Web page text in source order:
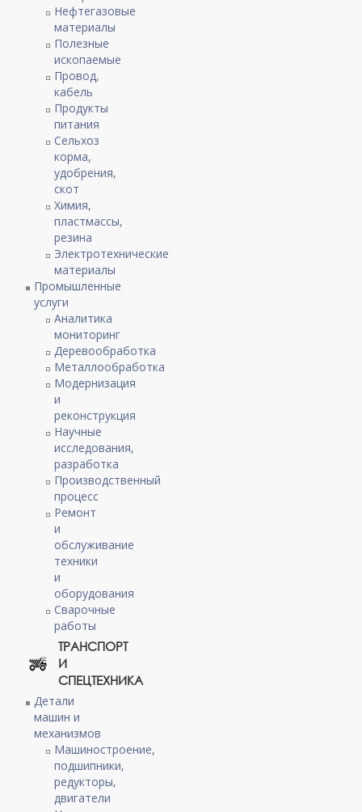
Нефтегазовые
материалы
Полезные
ископаемые
Провод,
кабель
Продукты
питания
Сельхоз
корма,
удобрения,
скот
Химия,
пластмассы,
резина
Электротехнические
материалы
Промышленные
услуги
Аналитика
мониторинг
Деревообработка
Металлообработка
Модернизация
и
реконструкция
Научные
исследования,
разработка
Производственный
процесс
Ремонт
и
обслуживание
техники
и
оборудования
Сварочные
работы
ТРАНСПОРТ
И
СПЕЦТЕХНИКА
Детали
машин и
механизмов
Машиностроение,
подшипники,
редукторы,
двигатели